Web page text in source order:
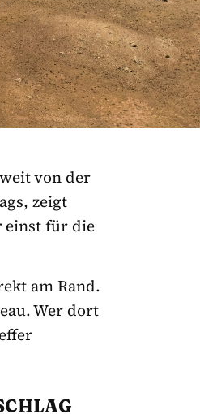
von der
zeigt
einst für die
am Rand.
Wer dort
D